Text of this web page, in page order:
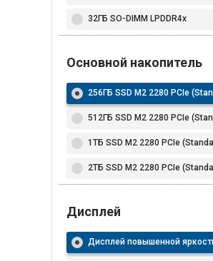
32ГБ SO-DIMM LPDDR4x
Основной накопитель
256ГБ SSD M2 2280 PCIe
512ГБ SSD M2 2280 PCIe
1ТБ SSD M2 2280 PCIe
2ТБ SSD M2 2280 PCIe
Дисплей
Дисплей повышенной